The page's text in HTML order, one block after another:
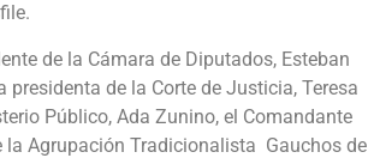
de la Cámara de Diputados, Esteban
de la Corte de Justicia, Teresa
Público, Ada Zunino, el Comandante
la Agrupación Tradicionalista Gauchos de